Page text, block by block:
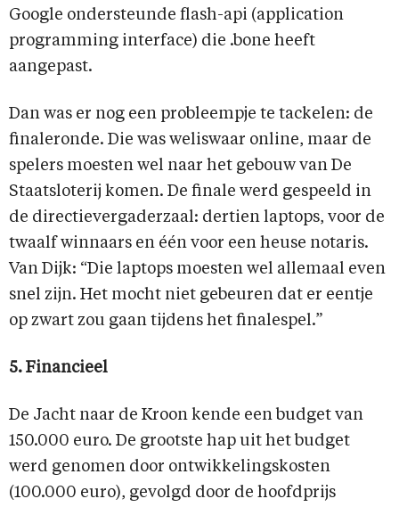
Google ondersteunde flash-api (application
programming interface) die .bone heeft
aangepast.
Dan was er nog een probleempje te tackelen: de
finaleronde. Die was weliswaar online, maar de
spelers moesten wel naar het gebouw van De
Staatsloterij komen. De finale werd gespeeld in
de directievergaderzaal: dertien laptops, voor de
twaalf winnaars en één voor een heuse notaris.
Van Dijk: “Die laptops moesten wel allemaal even
snel zijn. Het mocht niet gebeuren dat er eentje
op zwart zou gaan tijdens het finalespel.”
5. Financieel
De Jacht naar de Kroon kende een budget van
150.000 euro. De grootste hap uit het budget
werd genomen door ontwikkelingskosten
(100.000 euro), gevolgd door de hoofdprijs